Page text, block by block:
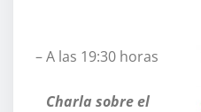
– A las 19:30 horas
Charla sobre el